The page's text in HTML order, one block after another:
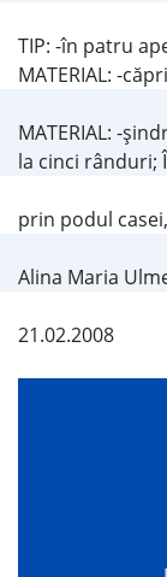
TIP: -în patru
MATERIAL: -
MATERIAL: -
la cinci rânduri;
prin podul
Alina Maria
21.02.2008